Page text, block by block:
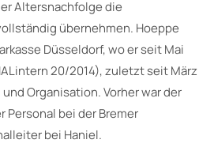
Altersnachfolge die
übernehmen. Hoeppe
Düsseldorf, wo er seit Mai
20/2014), zuletzt seit März
Organisation. Vorher war der
Personal bei der Bremer
bei Haniel.